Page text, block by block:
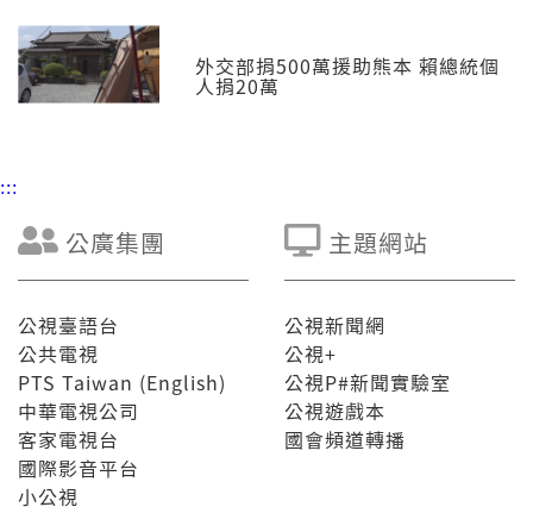
外交部捐500萬援助熊本 賴總統個
人捐20萬
:::
公廣集團
公視臺語台
公共電視
PTS Taiwan (English)
中華電視公司
客家電視台
國際影音平台
小公視
主題網站
公視新聞網
公視+
公視P#新聞實驗室
公視遊戲本
國會頻道轉播